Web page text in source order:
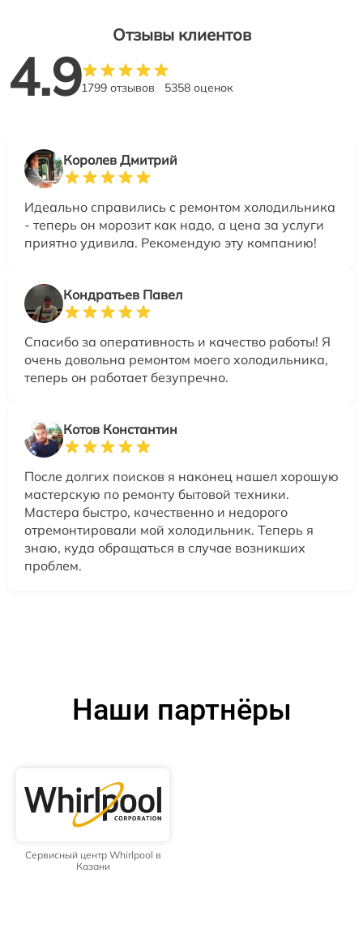
Отзывы клиентов
4.91799 отзывов 5358 оценок
Королев Дмитрий
Идеально справились с ремонтом холодильника
- теперь он морозит как надо, а цена за услуги
приятно удивила. Рекомендую эту компанию!
Кондратьев Павел
Спасибо за оперативность и качество работы! Я
очень довольна ремонтом моего холодильника,
теперь он работает безупречно.
Котов Константин
После долгих поисков я наконец нашел хорошую
мастерскую по ремонту бытовой техники.
Мастера быстро, качественно и недорого
отремонтировали мой холодильник. Теперь я
знаю, куда обращаться в случае возникших
проблем.
Наши партнёры
Сервисный центр Whirlpool в
Казани